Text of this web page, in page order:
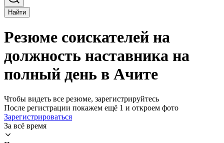
Найти
Резюме соискателей на
должность наставника на
полный день в Ачите
Чтобы видеть все резюме, зарегистрируйтесь
После регистрации покажем ещё 1 и откроем фото
Зарегистрироваться
За всё время